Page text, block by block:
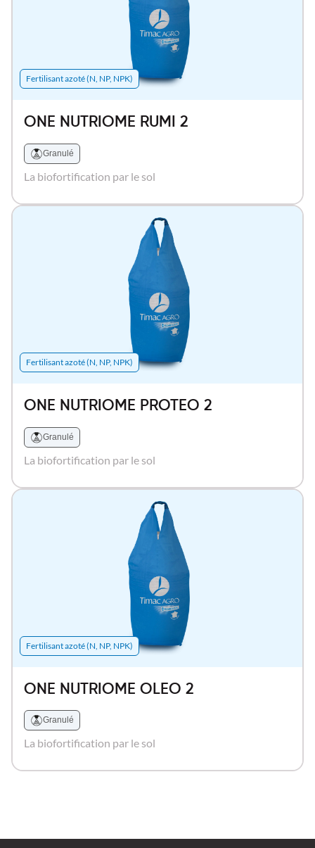
Fertilisant azoté (N, NP, NPK)
ONE NUTRIOME RUMI 2
Granulé
La biofortification par le sol
Fertilisant azoté (N, NP, NPK)
ONE NUTRIOME PROTEO 2
Granulé
La biofortification par le sol
Fertilisant azoté (N, NP, NPK)
ONE NUTRIOME OLEO 2
Granulé
La biofortification par le sol